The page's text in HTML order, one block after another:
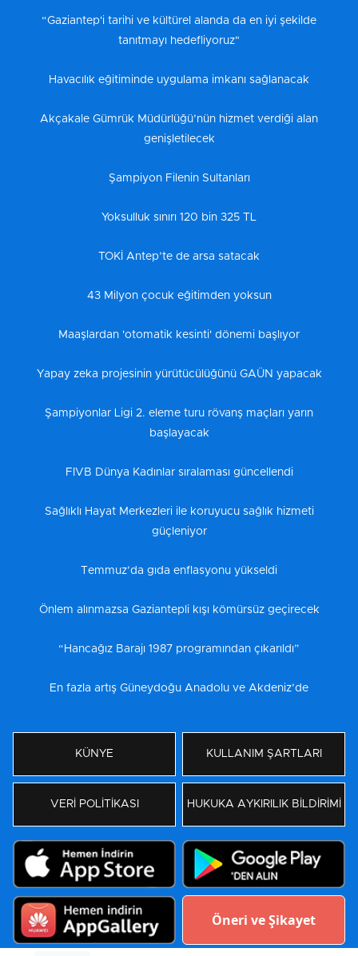
“Gaziantep'i tarihi ve kültürel alanda da en iyi şekilde
tanıtmayı hedefliyoruz"
Havacılık eğitiminde uygulama imkanı sağlanacak
Akçakale Gümrük Müdürlüğü’nün hizmet verdiği alan
genişletilecek
Şampiyon Filenin Sultanları
Yoksulluk sınırı 120 bin 325 TL
TOKİ Antep’te de arsa satacak
43 Milyon çocuk eğitimden yoksun
Maaşlardan 'otomatik kesinti' dönemi başlıyor
Yapay zeka projesinin yürütücülüğünü GAÜN yapacak
Şampiyonlar Ligi 2. eleme turu rövanş maçları yarın
başlayacak
FIVB Dünya Kadınlar sıralaması güncellendi
Sağlıklı Hayat Merkezleri ile koruyucu sağlık hizmeti
güçleniyor
Temmuz’da gıda enflasyonu yükseldi
Önlem alınmazsa Gaziantepli kışı kömürsüz geçirecek
“Hancağız Barajı 1987 programından çıkarıldı”
En fazla artış Güneydoğu Anadolu ve Akdeniz’de
KÜNYE KULLANIM ŞARTLARI
VERİ POLİTİKASI HUKUKA AYKIRILIK BİLDİRİMİ
Öneri ve Şikayet